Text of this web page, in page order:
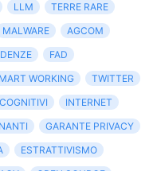
LLM
TERRE RARE
MALWARE
AGCOM
FAD
WORKING
TWITTER
INTERNET
GARANTE PRIVACY
ESTRATTIVISMO